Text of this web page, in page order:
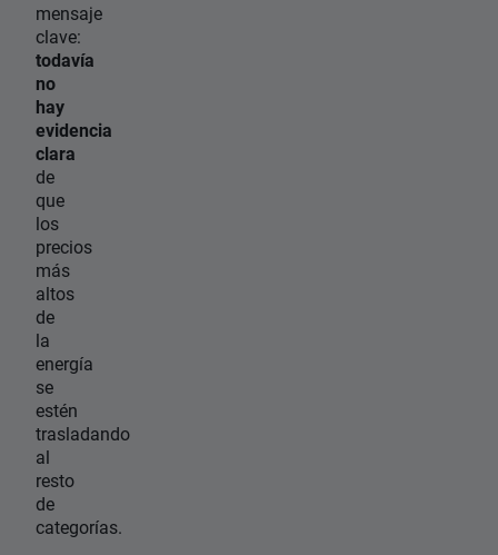
mensaje
clave:
todavía
no
hay
evidencia
clara
de
que
los
precios
más
altos
de
la
energía
se
estén
trasladando
al
resto
de
categorías.